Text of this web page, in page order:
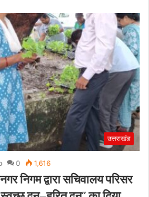
उत्तराखंड
0 1,616
निगम द्वारा सचिवालय परिसर